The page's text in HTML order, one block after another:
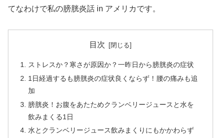
てなわけで私の膀胱炎話 in アメリカです。
目次
ストレスか？寒さが原因か？一昨日から膀胱炎の症状
1日経過するも膀胱炎の症状良くならず！腰の痛みも追
加
膀胱炎！お腹をあたためクランベリージュースと水を
飲みまくる1日
水とクランベリージュース飲みまくりにもかかわらず